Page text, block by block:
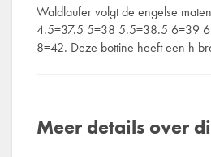
Waldlaufer volgt de engelse
4.5=37.5 5=38 5.5=38.5 6=39
8=42. Deze bottine heeft een h
Meer details over